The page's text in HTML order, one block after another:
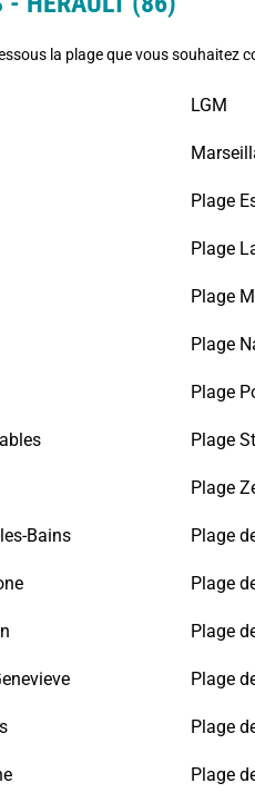
la plage que vous souhaitez
LGM
Plage
Plage
Plage
Plage
Plage
Plage
Plage
Bains Plage
Plage
Plage
Plage
Plage
Plage